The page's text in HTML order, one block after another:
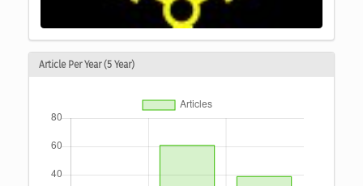
Article Per Year (5 Year)